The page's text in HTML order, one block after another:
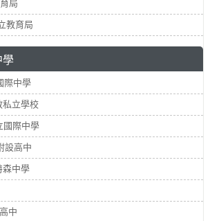
局
教育局
際中學
私立學校
國際中學
設高中
森中學
中